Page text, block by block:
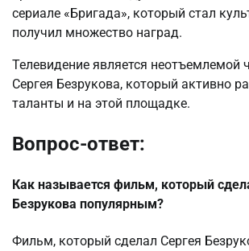
сериале «Бригада», который стал
получил множество наград.
Телевидение является неотъемлемой
Сергея Безрукова, который активно
таланты и на этой площадке.
Вопрос-ответ:
Как называется фильм, который
Безрукова популярным?
Фильм, который сделал Сергея